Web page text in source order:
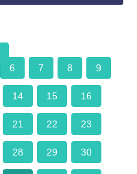
6 7 8 9
14 15 16
21 22 23
28 29 30